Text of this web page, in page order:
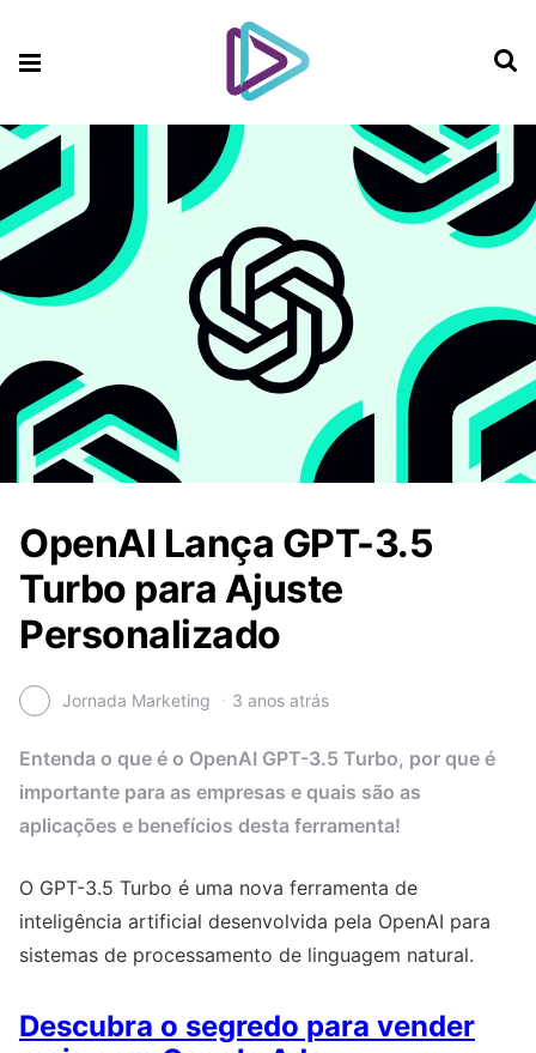
OpenAI Lança GPT-3.5
Turbo para Ajuste
Personalizado
Jornada Marketing 3 anos atrás
Entenda o que é o OpenAI GPT-3.5 Turbo, por que é
importante para as empresas e quais são as
aplicações e benefícios desta ferramenta!
O GPT-3.5 Turbo é uma nova ferramenta de
inteligência artificial desenvolvida pela OpenAI para
sistemas de processamento de linguagem natural.
Descubra o segredo para vender